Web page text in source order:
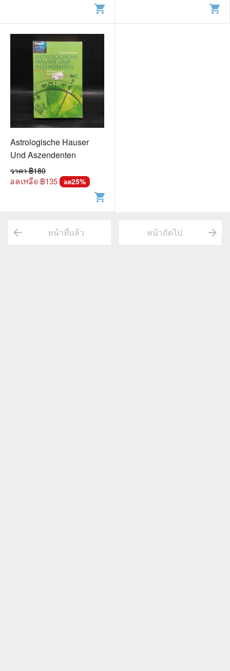
shopping_cart shopping_cart
Astrologische Hauser
Und Aszendenten
ราคา ฿180
ลดเหลือ ฿135 ลด25%
shopping_cart
arrow_back หน้าที่แล้ว หน้าถัดไป arrow_forward